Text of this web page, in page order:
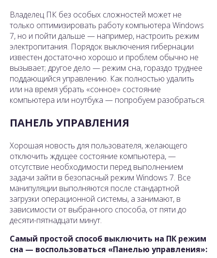
Владелец ПК без особых сложностей может не
только оптимизировать работу компьютера Windows
7, но и пойти дальше — например, настроить режим
электропитания. Порядок выключения гибернации
известен достаточно хорошо и проблем обычно не
вызывает; другое дело — режим сна, гораздо труднее
поддающийся управлению. Как полностью удалить
или на время убрать «сонное» состояние
компьютера или ноутбука — попробуем разобраться.
ПАНЕЛЬ УПРАВЛЕНИЯ
Хорошая новость для пользователя, желающего
отключить ждущее состояние компьютера, —
отсутствие необходимости перед выполнением
задачи зайти в безопасный режим Windows 7. Все
манипуляции выполняются после стандартной
загрузки операционной системы, а занимают, в
зависимости от выбранного способа, от пяти до
десяти-пятнадцати минут.
Самый простой способ выключить на ПК режим
сна — воспользоваться «Панелью управления»: